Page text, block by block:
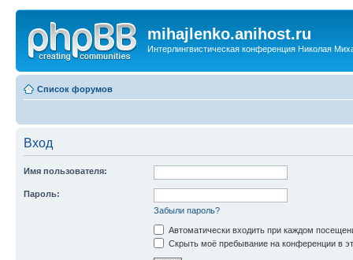
mihajlenko.anihost.ru
Интерлингвистическая конференция Николая
Список форумов
Вход
Имя пользователя:
Пароль:
Забыли пароль?
Автоматически входить при каждом
Скрыть моё пребывание на конференции в